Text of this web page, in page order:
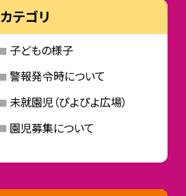
カテゴリ
子どもの様子
警報発令時について
未就園児（ぴよぴよ広場）
園児募集について